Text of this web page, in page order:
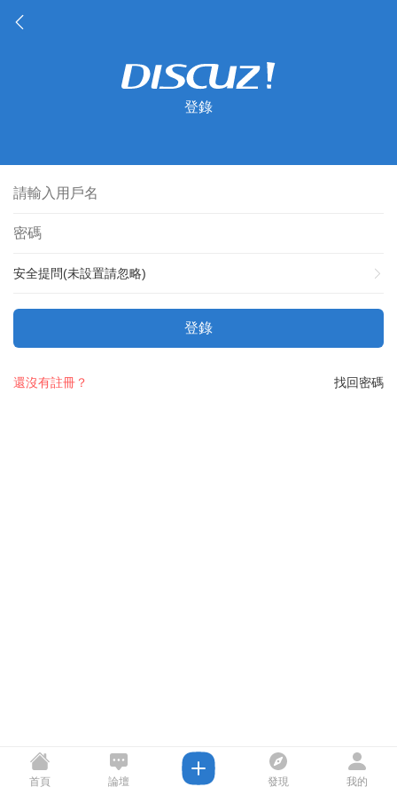
登錄
安全提問(未設置請忽略)
登錄
找回密碼
還沒有註冊？
首頁 論壇 發現 我的